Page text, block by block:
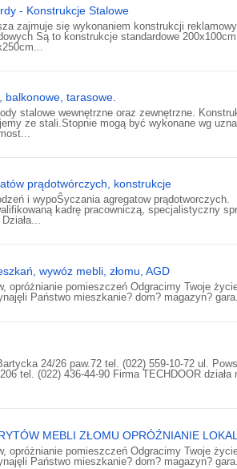
- Konstrukcje Stalowe
zajmuje się wykonaniem konstrukcji
Są to konstrukcje standardowe
balkonowe, tarasowe.
stalowe wewnętrzne oraz zewnętrzne.
ze stali.Stopnie mogą być wykonane wg
prądotwórczych, konstrukcje
i wypoŜyczania agregatow prądotworczych.
kadrę pracowniczą, specjalistyczny
wywóz mebli, złomu, AGD
opróżnianie pomieszczeń Odgracimy Twoje
Państwo mieszkanie? dom? magazyn?
24/26 paw.72 tel. (022) 559-10-72 ul.
tel. (022) 436-44-90 Firma TECHDOOR działa
MEBLI ZŁOMU OPRÓŹNIANIE
opróżnianie pomieszczeń Odgracimy Twoje
Państwo mieszkanie? dom? magazyn?